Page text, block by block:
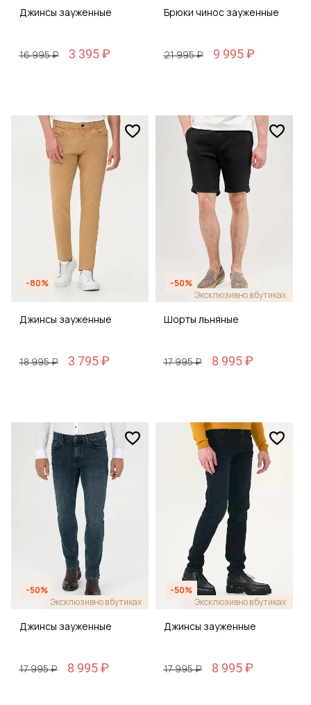
Джинсы зауженные
16 995 ₽ 3 395 ₽
Брюки чинос зауженные
21 995 ₽ 9 995 ₽
-80%
Джинсы зауженные
18 995 ₽ 3 795 ₽
-50%
Эксклюзивно в бутиках
Шорты льняные
17 995 ₽ 8 995 ₽
-50%
Эксклюзивно в бутиках
Джинсы зауженные
17 995 ₽ 8 995 ₽
-50%
Эксклюзивно в бутиках
Джинсы зауженные
17 995 ₽ 8 995 ₽